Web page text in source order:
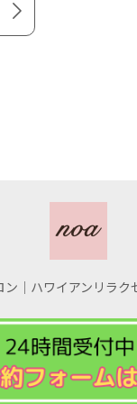
｜ハワイアンリラク